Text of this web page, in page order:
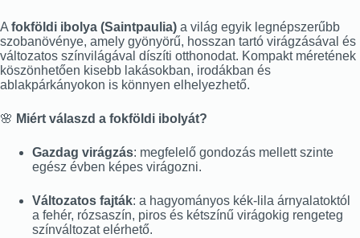
A fokföldi ibolya (Saintpaulia) a világ egyik legnépszerűbb
szobanövénye, amely gyönyörű, hosszan tartó virágzásával és
változatos színvilágával díszíti otthonodat. Kompakt méretének
köszönhetően kisebb lakásokban, irodákban és
ablakpárkányokon is könnyen elhelyezhető.
🌸 Miért válaszd a fokföldi ibolyát?
Gazdag virágzás: megfelelő gondozás mellett szinte
egész évben képes virágozni.
Változatos fajták: a hagyományos kék-lila árnyalatoktól
a fehér, rózsaszín, piros és kétszínű virágokig rengeteg
színváltozat elérhető.